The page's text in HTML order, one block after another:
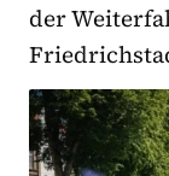
der